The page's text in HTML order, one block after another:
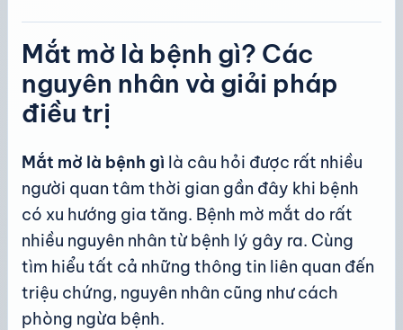
Mắt mờ là bệnh gì? Các
nguyên nhân và giải pháp
điều trị
Mắt mờ là bệnh gì là câu hỏi được rất nhiều
người quan tâm thời gian gần đây khi bệnh
có xu hướng gia tăng. Bệnh mờ mắt do rất
nhiều nguyên nhân từ bệnh lý gây ra. Cùng
tìm hiểu tất cả những thông tin liên quan đến
triệu chứng, nguyên nhân cũng như cách
phòng ngừa bệnh.